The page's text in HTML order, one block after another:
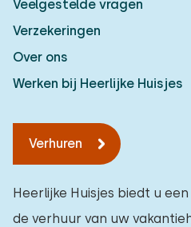
Veelgestelde vragen
Verzekeringen
Over ons
Werken bij Heerlijke Huisjes
Verhuren
Heerlijke Huisjes biedt u
de verhuur van uw